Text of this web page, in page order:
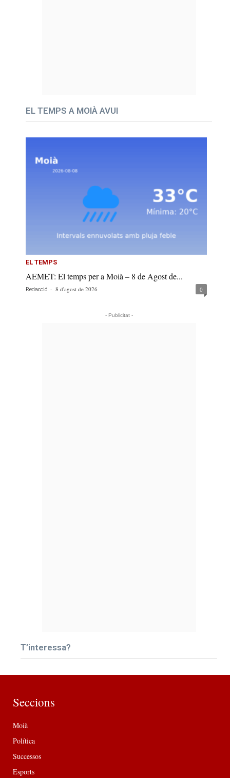
EL TEMPS A MOIÀ AVUI
EL TEMPS
AEMET: El temps per a Moià – 8 de Agost de...
Redacció - 8 d'agost de 2026 0
- Publicitat -
T’interessa?
Seccions
Moià
Política
Successos
Esports